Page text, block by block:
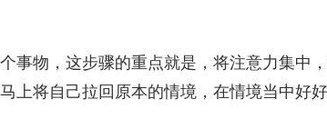
事物，这步骤的重点就是，将注意力集中
将自己拉回原本的情境，在情境当中好好